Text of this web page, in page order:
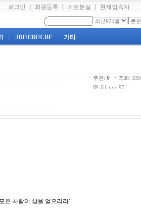
로그인 회원등록 비번분실 현재접속자
JBF/EBF/CBF 기타
ㆍ추천: 0 ㆍ조회:
ㆍ IP: 61.xxx.95
든 사람이 삶을 얻으리라”